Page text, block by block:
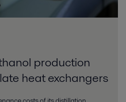
production
heat exchangers